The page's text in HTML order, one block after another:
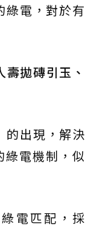
綠電，對於有
拋磚引玉、
的出現，解決
電機制，似
電匹配，採